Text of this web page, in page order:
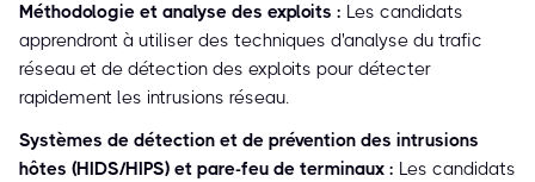
Méthodologie et analyse des exploits : Les candidats
apprendront à utiliser des techniques d'analyse du trafic
réseau et de détection des exploits pour détecter
rapidement les intrusions réseau.
Systèmes de détection et de prévention des intrusions
hôtes (HIDS/HIPS) et pare-feu de terminaux : Les candidats